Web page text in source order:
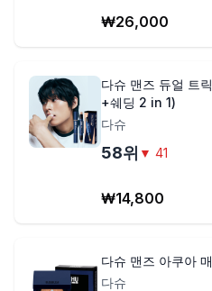
₩26,000
다슈 맨즈 듀얼 트
+쉐딩 2 in 1)
다슈
58위 ▼ 41
₩14,800
다슈 맨즈 아쿠아
다슈